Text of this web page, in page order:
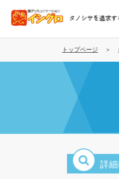
コ
テ
タノシサを追求
トップページ
詳